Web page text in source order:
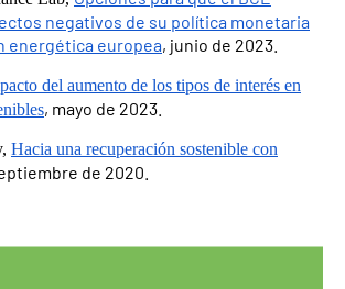
negativos de su política monetaria
energética europea, junio de 2023.
del aumento de los tipos de interés en
, mayo de 2023.
Hacia una recuperación sostenible con
de 2020.